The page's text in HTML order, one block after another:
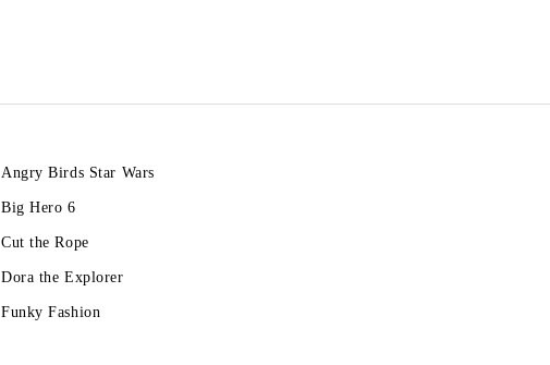
Angry Birds Star Wars
Big Hero 6
Cut the Rope
Dora the Explorer
Funky Fashion